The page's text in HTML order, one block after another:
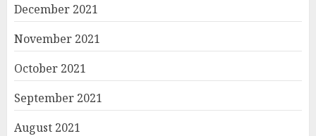
December 2021
November 2021
October 2021
September 2021
August 2021